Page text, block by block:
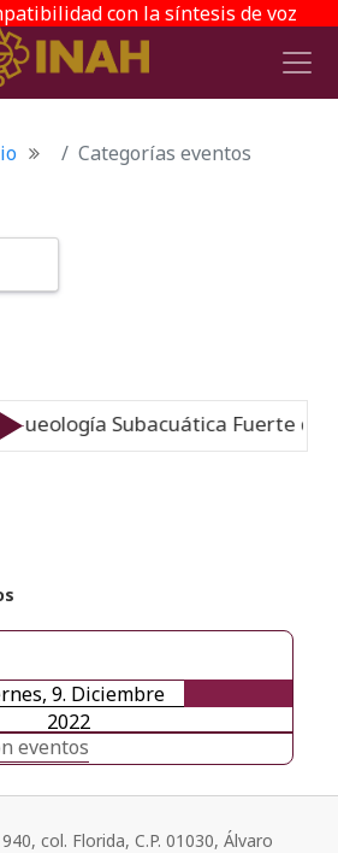
con la síntesis de voz
Categorías eventos
Subacuática Fuerte de
9. Diciembre
2022
eventos
col. Florida, C.P. 01030, Álvaro